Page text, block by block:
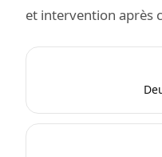
et intervention après